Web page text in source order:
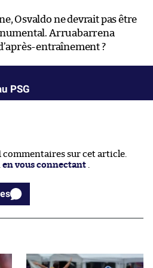
Osvaldo ne devrait pas être
Arruabarrena
entraînement ?
PSG
commentaires sur cet article.
en vous connectant .